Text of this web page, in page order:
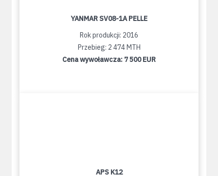
YANMAR SV08-1A PELLE
Rok produkcji: 2016
Przebieg: 2 474 MTH
Cena wywoławcza: 7 500 EUR
APS K12